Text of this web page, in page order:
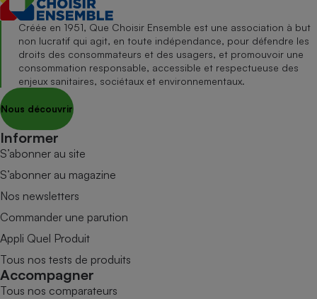
Créée en 1951, Que Choisir Ensemble est une association à but
non lucratif qui agit, en toute indépendance, pour défendre les
droits des consommateurs et des usagers, et promouvoir une
consommation responsable, accessible et respectueuse des
enjeux sanitaires, sociétaux et environnementaux.
Nous découvrir
Informer
S’abonner au site
S’abonner au magazine
Nos newsletters
Commander une parution
Appli Quel Produit
Tous nos tests de produits
Accompagner
Tous nos comparateurs